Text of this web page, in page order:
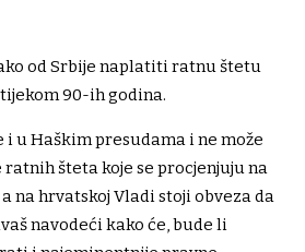
od Srbije naplatiti ratnu štetu
90-ih godina.
u Haškim presudama i ne može
šteta koje se procjenjuju na
na hrvatskoj Vladi stoji obveza da
navodeći kako će, bude li